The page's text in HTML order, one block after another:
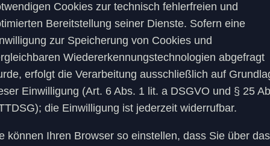
Cookies zur technisch fehlerfreien und
Bereitstellung seiner Dienste. Sofern eine
zur Speicherung von Cookies und
Wiedererkennungstechnologien abgefragt
erfolgt die Verarbeitung ausschließlich auf
Einwilligung (Art. 6 Abs. 1 lit. a DSGVO und § 25
die Einwilligung ist jederzeit widerrufbar.
können Ihren Browser so einstellen, dass Sie über das